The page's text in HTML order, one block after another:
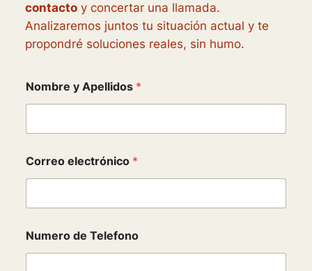
contactoy concertar una llamada.
Analizaremos juntos tu situación actual y te
propondré soluciones reales, sin humo.
Nombre y Apellidos *
Correo electrónico *
Numero de Telefono